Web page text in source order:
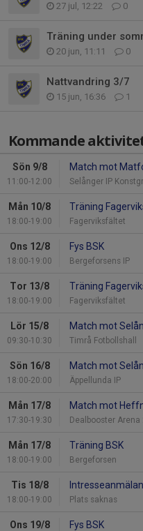
27 jul, 12:22 0
Träning under
20 jun, 11:11 0
Nattvandring 3/7
15 jun, 16:36 1
Kommande
Sön 9/8
11:00-12:00
Match mot
Selånger IP
Mån 10/8
18:00-19:00
Träning
Fagerviksfältet
Ons 12/8
18:00-19:00
Fys BSK
Bergeforsens IP
Tor 13/8
18:00-19:00
Träning
Fagerviksfältet
Lör 15/8
09:30-10:30
Match mot
Timrå Fotbollshall
Sön 16/8
18:00-20:00
Match mot
Äppellunda IP
Mån 17/8
17:30-19:30
Match mot
Dealbooster Arena
Mån 17/8
18:00-19:00
Träning BSK
Bergeforsen
Tis 18/8
18:00-19:00 Plats saknas
Ons 19/8 Fys BSK